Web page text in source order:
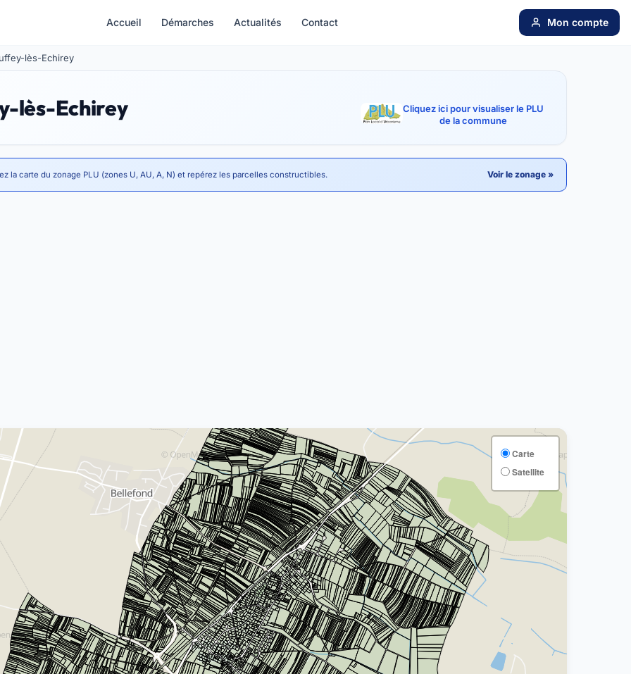
Accueil Démarches Actualités Contact Mon compte
lès-Echirey
lès-Echirey
Cliquez ici pour visualiser le PLU
de la commune
la carte du zonage PLU (zones U, AU, A, N) et repérez les parcelles constructibles. Voir le zonage »
Carte
Satellite